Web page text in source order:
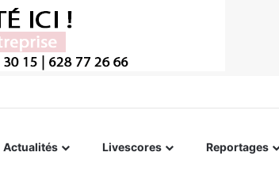
Actualités Livescores Reportages